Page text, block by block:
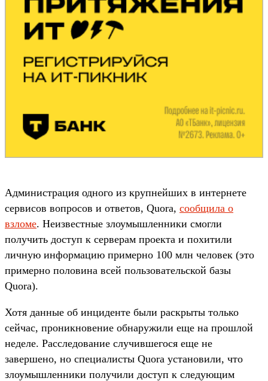
Администрация одного из крупнейших в интернете
сервисов вопросов и ответов, Quora, сообщила о
взломе. Неизвестные злоумышленники смогли
получить доступ к серверам проекта и похитили
личную информацию примерно 100 млн человек (это
примерно половина всей пользовательской базы
Quora).
Хотя данные об инциденте были раскрыты только
сейчас, проникновение обнаружили еще на прошлой
неделе. Расследование случившегося еще не
завершено, но специалисты Quora установили, что
злоумышленники получили доступ к следующим